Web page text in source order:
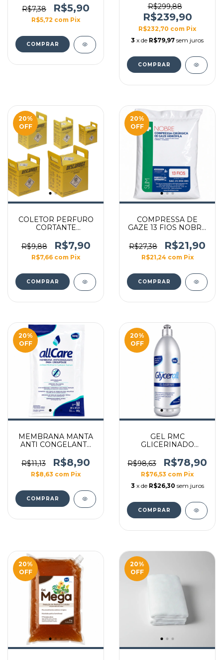
R$7,38
R$5,90
R$5,72 com Pix
R$299,88
R$239,90
R$232,70 com Pix
3 x de R$79,97 sem juros
20%
OFF
COLETOR PERFURO
CORTANTE
(AMARELO)
R$9,88 R$7,90
R$7,66 com Pix
COMPRAR
20%
OFF
COMPRESSA DE
GAZE 13 FIOS NOBRE
R$27,38
R$21,90
R$21,24 com Pix
20%
OFF
MEMBRANA MANTA
ANTI CONGELANTE
TAMANHO M
R$11,13 R$8,90
R$8,63 com Pix
20%
OFF
GEL RMC
GLICERINADO
FRASCO
R$98,63 R$78,90
R$76,53 com Pix
3 x de R$26,30 sem juros
20%
OFF
20%
OFF